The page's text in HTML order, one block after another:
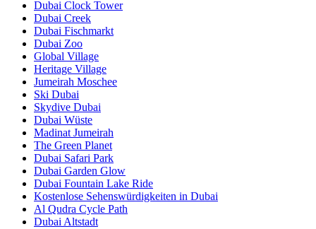
Dubai Clock Tower
Dubai Creek
Dubai Fischmarkt
Dubai Zoo
Global Village
Heritage Village
Jumeirah Moschee
Ski Dubai
Skydive Dubai
Dubai Wüste
Madinat Jumeirah
The Green Planet
Dubai Safari Park
Dubai Garden Glow
Dubai Fountain Lake Ride
Kostenlose Sehenswürdigkeiten in Dubai
Al Qudra Cycle Path
Dubai Altstadt